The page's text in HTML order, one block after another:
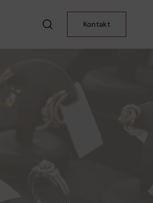
Kontakt